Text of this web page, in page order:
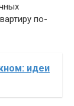
по-
идеи